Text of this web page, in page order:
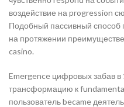
воздействие на progression
Подобный пассивный способ
на протяжении
casino.
Emergence цифровых забав
трансформацию к
пользователь became